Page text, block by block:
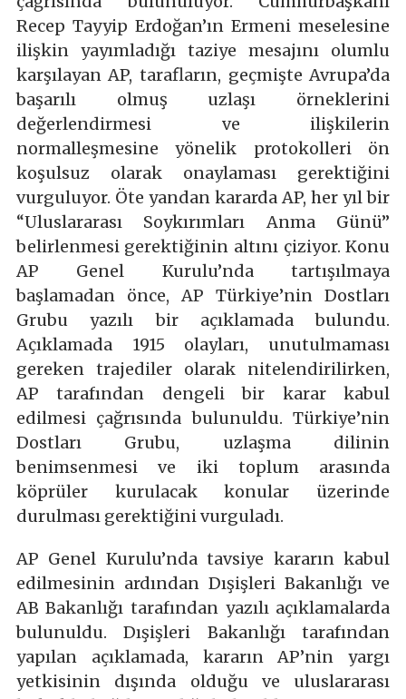
Recep Tayyip Erdoğan’ın Ermeni meselesine
ilişkin yayımladığı taziye mesajını olumlu
karşılayan AP, tarafların, geçmişte Avrupa’da
başarılı olmuş uzlaşı örneklerini
değerlendirmesi ve ilişkilerin
normalleşmesine yönelik protokolleri ön
koşulsuz olarak onaylaması gerektiğini
vurguluyor. Öte yandan kararda AP, her yıl bir
“Uluslararası Soykırımları Anma Günü”
belirlenmesi gerektiğinin altını çiziyor. Konu
AP Genel Kurulu’nda tartışılmaya
başlamadan önce, AP Türkiye’nin Dostları
Grubu yazılı bir açıklamada bulundu.
Açıklamada 1915 olayları, unutulmaması
gereken trajediler olarak nitelendirilirken,
AP tarafından dengeli bir karar kabul
edilmesi çağrısında bulunuldu. Türkiye’nin
Dostları Grubu, uzlaşma dilinin
benimsenmesi ve iki toplum arasında
köprüler kurulacak konular üzerinde
durulması gerektiğini vurguladı.
AP Genel Kurulu’nda tavsiye kararın kabul
edilmesinin ardından Dışişleri Bakanlığı ve
AB Bakanlığı tarafından yazılı açıklamalarda
bulunuldu. Dışişleri Bakanlığı tarafından
yapılan açıklamada, kararın AP’nin yargı
yetkisinin dışında olduğu ve uluslararası